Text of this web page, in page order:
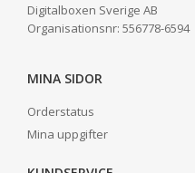
Digitalboxen Sverige AB
Organisationsnr: 556778-6594
MINA SIDOR
Orderstatus
Mina uppgifter